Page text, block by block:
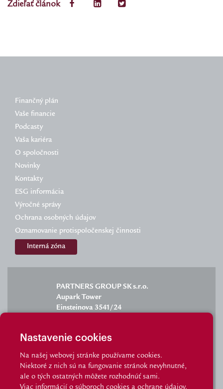
Nastavenie cookies
Na našej webovej stránke používame cookies.
Niektoré z nich sú na fungovanie stránok nevyhnutné,
ale o tých ostatných môžete rozhodnúť sami.
Viac informácií o súboroch cookies a ochrane údajov.
Zdieľať článok
Finančný plán
Vaše financie
Podcasty
Vaša kariéra
O spoločnosti
Novinky
Kontakty
ESG informácia
Výročné správy
Ochrana osobných údajov
Oznamovanie protispoločenskej činnosti
Interná zóna
PARTNERS GROUP SK s.r.o.
Aupark Tower
Einsteinova 3541/24
info@partnersgroup.sk